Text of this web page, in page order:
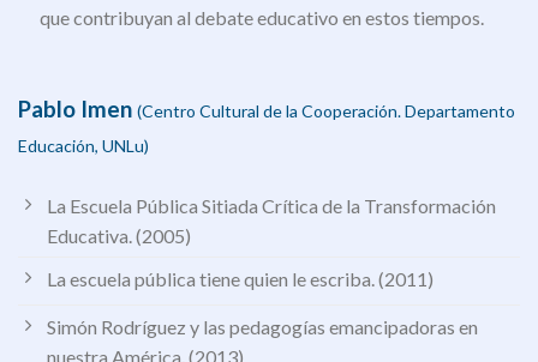
que contribuyan al debate educativo en estos tiempos.
Pablo Imen (Centro Cultural de la Cooperación. Departamento
Educación, UNLu)
La Escuela Pública Sitiada Crítica de la Transformación
Educativa. (2005)
La escuela pública tiene quien le escriba. (2011)
Simón Rodríguez y las pedagogías emancipadoras en
nuestra América. (2013)